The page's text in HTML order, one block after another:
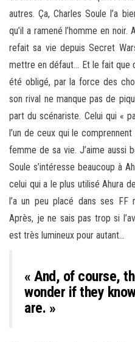
autres. Ça, Charles Soule l’a
qu’il a ramené l’homme en
refait sa vie depuis Secret
mettre en défaut… Et le fait que
été obligé, par la force des
son rival ne manque pas de
part du scénariste. Celui qui «
l’un de ceux qui le
femme de sa vie. J’aime aussi
Soule s’intéresse beaucoup à
celui qui a le plus utilisé Ahura
l’a un peu placé dans ses FF
Après, je ne sais pas trop si
est très lumineux pour autant…
« And, of course,
wonder if they
are. »